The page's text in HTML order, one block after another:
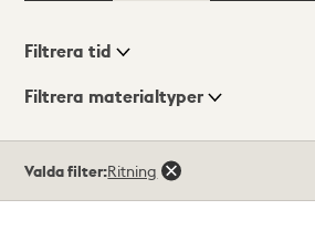
Visningsläge
Filtrera tid
Filtrera materialtyper
träffar
Valda filter:Ritning